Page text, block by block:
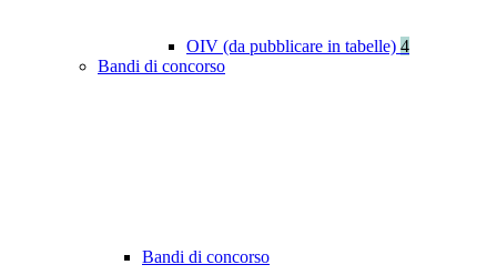
OIV (da pubblicare in tabelle) 4
Bandi di concorso
Bandi di concorso